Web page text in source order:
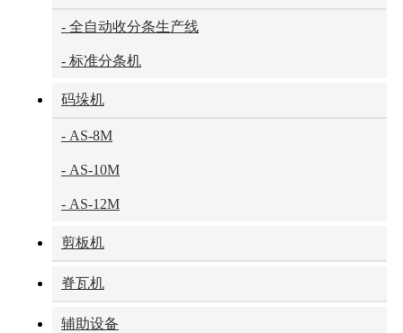
- 全自动收分条生产线
- 标准分条机
码垛机
- AS-8M
- AS-10M
- AS-12M
剪板机
脊瓦机
辅助设备